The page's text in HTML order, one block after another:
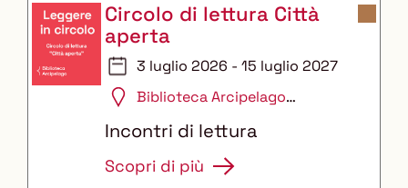
Circolo di lettura Città
aperta
3 luglio 2026 - 15 luglio 2027
Biblioteca Arcipelago
Incontri di lettura
Scopri di più